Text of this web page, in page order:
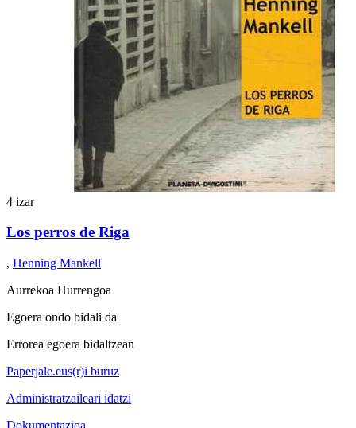
4 izar
Los perros de Riga
, Henning Mankell
Aurrekoa Hurrengoa
Egoera ondo bidali da
Errorea egoera bidaltzean
Paperjale.eus(r)i buruz
Administratzaileari idatzi
Dokumentazioa